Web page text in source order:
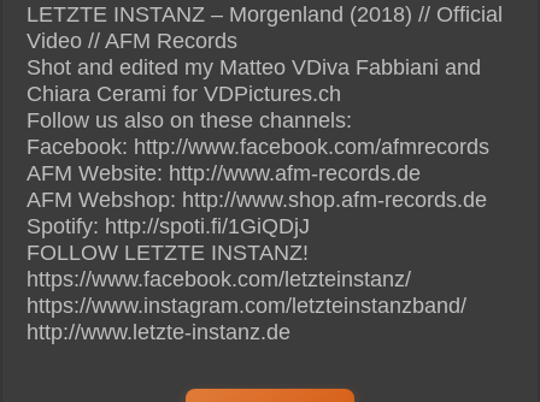
LETZTE INSTANZ – Morgenland (2018) // Official
Video // AFM Records
Shot and edited my Matteo VDiva Fabbiani and
Chiara Cerami for VDPictures.ch
Follow us also on these channels:
Facebook: http://www.facebook.com/afmrecords
AFM Website: http://www.afm-records.de
AFM Webshop: http://www.shop.afm-records.de
Spotify: http://spoti.fi/1GiQDjJ
FOLLOW LETZTE INSTANZ!
https://www.facebook.com/letzteinstanz/
https://www.instagram.com/letzteinstanzband/
http://www.letzte-instanz.de